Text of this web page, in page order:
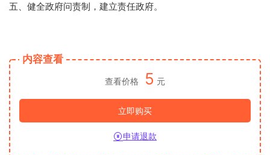
五、健全政府问责制，建立责任政府。
内容查看
查看价格 5 元
立即购买
申请退款